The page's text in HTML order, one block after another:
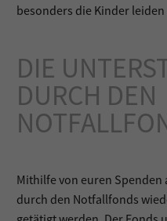
besonders die Kinder leiden
DIE
DURCH DEN
Mithilfe von euren
durch den Notfallfonds